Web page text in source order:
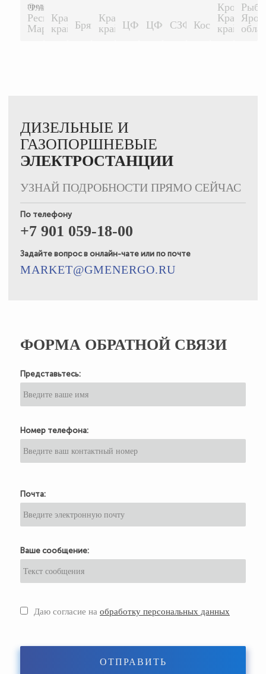
предприятие...
Ола,
Республика
Марий-Эл.
Краснодарский
край
1500 КВТ
Брянск500 КВТ
Краснодарский
край
1500 КВТ
ЦФО 200 КВТ
ЦФО 200 КВТ
СЗФО200 КВТ
Кострома 500
край
ФОРМА ОБРАТНОЙ СВЯЗИ
Представьтесь:
Номер телефона:
Почта:
Ваше сообщение:
Даю согласие на обработку персональных данных
ОТПРАВИТЬ
ДИЗЕЛЬНЫЕ И
ГАЗОПОРШНЕВЫЕ
ЭЛЕКТРОСТАНЦИИ
УЗНАЙ ПОДРОБНОСТИ ПРЯМО СЕЙЧАС
По телефону
+7 901 059-18-00
Задайте вопрос в онлайн-чате или по почте
MARKET@GMENERGO.RU